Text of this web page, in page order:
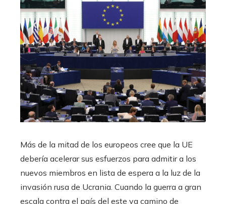
Más de la mitad de los europeos cree que la UE
debería acelerar sus esfuerzos para admitir a los
nuevos miembros en lista de espera a la luz de la
invasión rusa de Ucrania. Cuando la guerra a gran
escala contra el país del este va camino de